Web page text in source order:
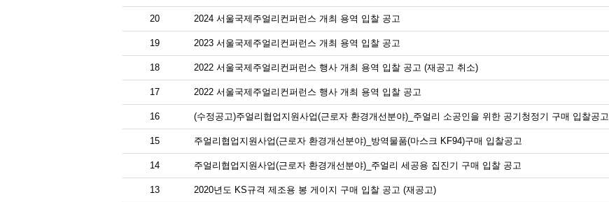
20 2024 서울국제주얼리컨퍼런스 개최 용역 입찰 공고
19 2023 서울국제주얼리컨퍼런스 개최 용역 입찰 공고
18 2022 서울국제주얼리컨퍼런스 행사 개최 용역 입찰 공고 (재공고 취소)
17 2022 서울국제주얼리컨퍼런스 행사 개최 용역 입찰 공고
16 (수정공고)주얼리협업지원사업(근로자 환경개선분야)_주얼리 소공인을 위한 공기청정기 구매 입찰공고
15 주얼리협업지원사업(근로자 환경개선분야)_방역물품(마스크 KF94)구매 입찰공고
14 주얼리협업지원사업(근로자 환경개선분야)_주얼리 세공용 집진기 구매 입찰 공고
13 2020년도 KS규격 제조용 봉 게이지 구매 입찰 공고 (재공고)